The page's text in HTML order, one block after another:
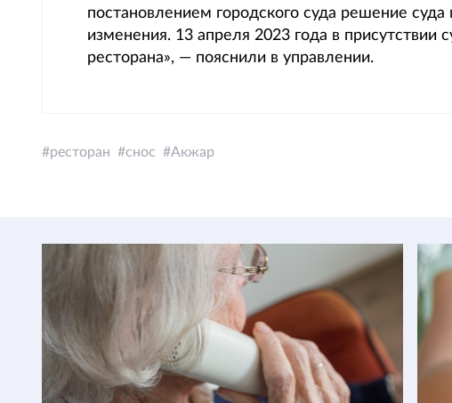
постановлением городского суда решение
изменения. 13 апреля 2023 года в присутствии
ресторана», — пояснили в управлении.
ресторан снос Акжар